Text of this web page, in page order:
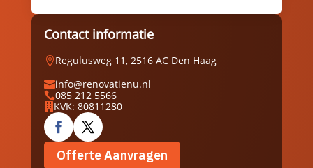
Contact informatie
Regulusweg 11, 2516 AC Den Haag
info@renovatienu.nl
085 212 5566
 KVK: 80811280
Offerte Aanvragen